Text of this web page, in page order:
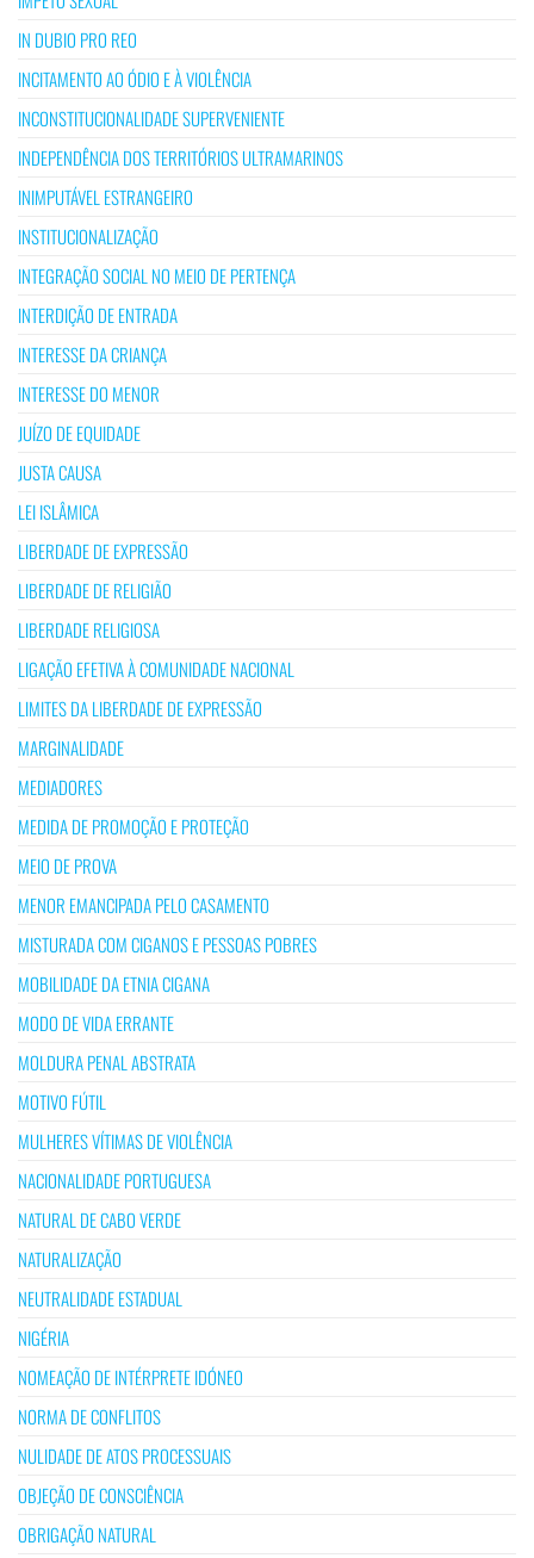
IN DUBIO PRO REO
INCITAMENTO AO ÓDIO E À VIOLÊNCIA
INCONSTITUCIONALIDADE SUPERVENIENTE
INDEPENDÊNCIA DOS TERRITÓRIOS ULTRAMARINOS
INIMPUTÁVEL ESTRANGEIRO
INSTITUCIONALIZAÇÃO
INTEGRAÇÃO SOCIAL NO MEIO DE PERTENÇA
INTERDIÇÃO DE ENTRADA
INTERESSE DA CRIANÇA
INTERESSE DO MENOR
JUÍZO DE EQUIDADE
JUSTA CAUSA
LEI ISLÂMICA
LIBERDADE DE EXPRESSÃO
LIBERDADE DE RELIGIÃO
LIBERDADE RELIGIOSA
LIGAÇÃO EFETIVA À COMUNIDADE NACIONAL
LIMITES DA LIBERDADE DE EXPRESSÃO
MARGINALIDADE
MEDIADORES
MEDIDA DE PROMOÇÃO E PROTEÇÃO
MEIO DE PROVA
MENOR EMANCIPADA PELO CASAMENTO
MISTURADA COM CIGANOS E PESSOAS POBRES
MOBILIDADE DA ETNIA CIGANA
MODO DE VIDA ERRANTE
MOLDURA PENAL ABSTRATA
MOTIVO FÚTIL
MULHERES VÍTIMAS DE VIOLÊNCIA
NACIONALIDADE PORTUGUESA
NATURAL DE CABO VERDE
NATURALIZAÇÃO
NEUTRALIDADE ESTADUAL
NIGÉRIA
NOMEAÇÃO DE INTÉRPRETE IDÓNEO
NORMA DE CONFLITOS
NULIDADE DE ATOS PROCESSUAIS
OBJEÇÃO DE CONSCIÊNCIA
OBRIGAÇÃO NATURAL